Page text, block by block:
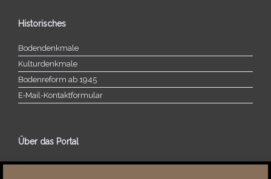
Historisches
Bodendenkmale
Kulturdenkmale
Bodenreform ab 1945
E‑Mail-​​Kontaktformular
Über das Portal
Über dieses Portal